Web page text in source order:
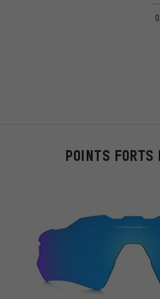
POINTS